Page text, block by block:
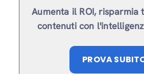
Aumenta il ROI, risparmia
contenuti con
PROVA